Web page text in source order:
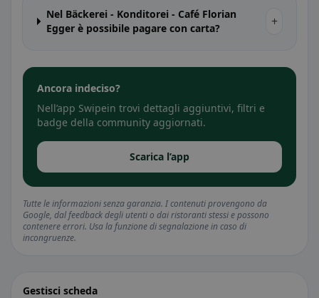
Nel Bäckerei - Konditorei - Café Florian
Egger è possibile pagare con carta?
+
Ancora indeciso?
Nell’app Swipein trovi dettagli aggiuntivi, filtri e
badge della community aggiornati.
Scarica l’app
Tutte le informazioni senza garanzia. I contenuti provengono da
Google, dal feedback degli utenti o dai ristoranti stessi e possono
contenere errori. Usa la funzione di segnalazione in caso di
incongruenze.
Gestisci scheda